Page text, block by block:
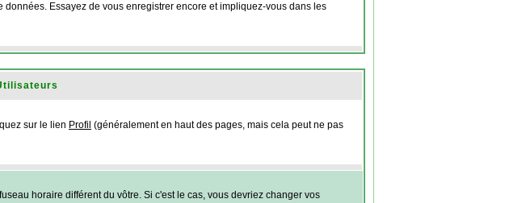
Essayez de vous enregistrer encore et impliquez-vous dans les
sur le lien Profil (généralement en haut des pages, mais cela peut ne pas
horaire différent du vôtre. Si c'est le cas, vous devriez changer vos